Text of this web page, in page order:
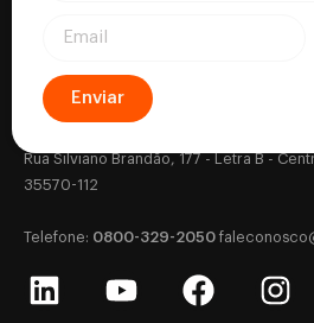
Enviar
Rua Silviano Brandão, 177 - Letra B -
35570-112
‎Telefone: 0800-329-2050